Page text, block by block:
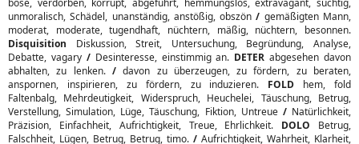
böse, verdorben, korrupt, abgeführt, hemmungslos, extravagant, süchtig,
unmoralisch, Schädel, unanständig, anstößig, obszön/ gemäßigten Mann,
moderat, moderate, tugendhaft, nüchtern, mäßig, nüchtern, besonnen.
Disquisition Diskussion, Streit, Untersuchung, Begründung, Analyse,
Debatte, vagary /Desinteresse, einstimmig an. DETER abgesehen davon
abhalten, zu lenken. /davon zu überzeugen, zu fördern, zu beraten,
anspornen, inspirieren, zu fördern, zu induzieren. FOLD hem, fold
Faltenbalg, Mehrdeutigkeit, Widerspruch, Heuchelei, Täuschung, Betrug,
Verstellung, Simulation, Lüge, Täuschung, Fiktion, Untreue /Natürlichkeit,
Präzision, Einfachheit, Aufrichtigkeit, Treue, Ehrlichkeit. DOLO Betrug,
Falschheit, Lügen, Betrug, Betrug, timo. / Aufrichtigkeit, Wahrheit, Klarheit,